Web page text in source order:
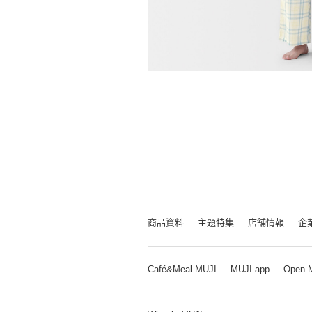
商品資料 主題特集 店舗情報 企
Café&Meal MUJI MUJI app Open